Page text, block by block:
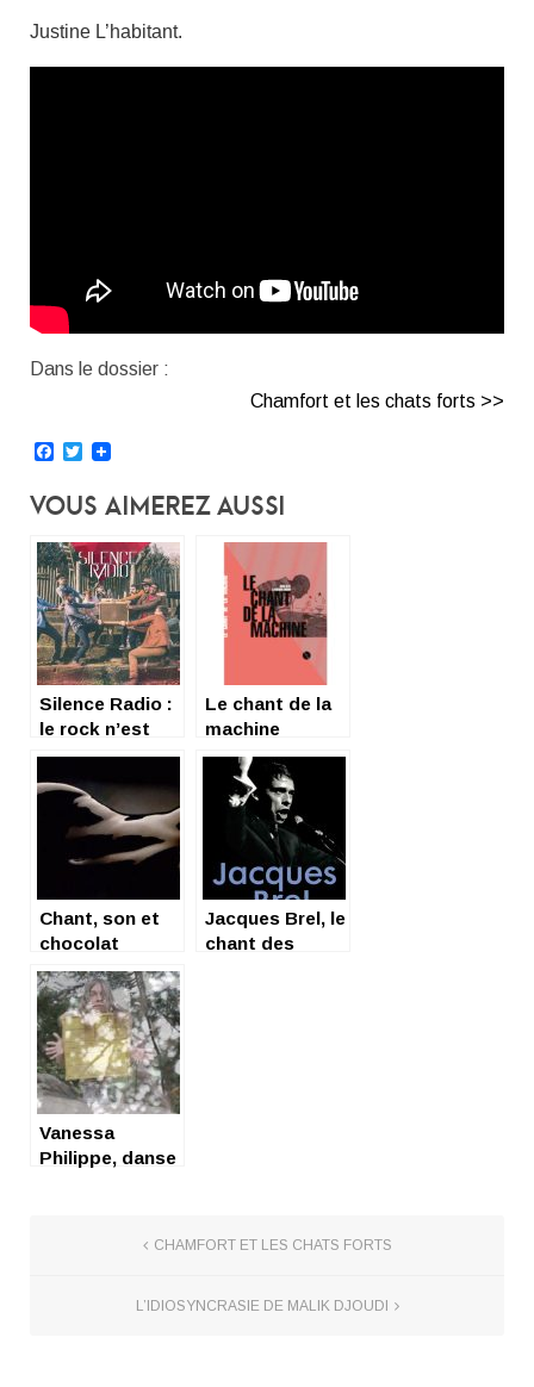
Justine L’habitant.
Dans le dossier :
Chamfort et les chats forts >>
Facebook
Twitter
Vous Aimerez Aussi
Silence Radio :
le rock n’est
pas si mort
Le chant de la
machine
Chant, son et
chocolat
Jacques Brel, le
chant des
Vanessa
Philippe, danse
CHAMFORT ET LES CHATS FORTS
L’IDIOSYNCRASIE DE MALIK DJOUDI